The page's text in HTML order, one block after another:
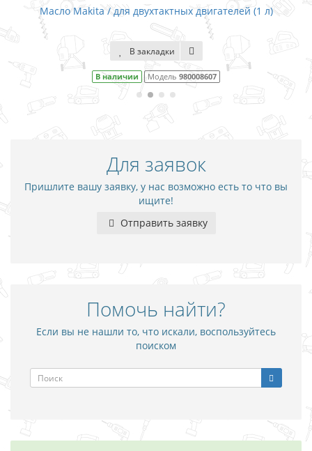
двигателей (1 л)
980008607
Масло Makita / для
В закладки
В наличии
Для заявок
Пришлите вашу заявку, у нас возможно есть то что вы
ищите!
Отправить заявку
Помочь найти?
Если вы не нашли то, что искали, воспользуйтесь
поиском